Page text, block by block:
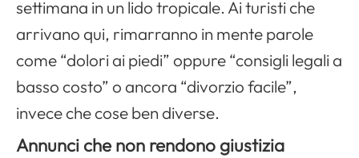
settimana in un lido tropicale. Ai turisti che
arrivano qui, rimarranno in mente parole
come “dolori ai piedi” oppure “consigli legali a
basso costo” o ancora “divorzio facile”,
invece che cose ben diverse.
Annunci che non rendono giustizia